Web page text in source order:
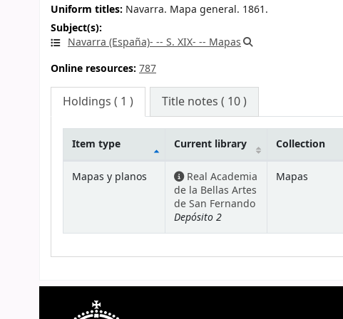
Uniform titles: Navarra. Mapa general. 1861.
Subject(s):
Navarra (España)- -- S. XIX- -- Mapas
Online resources: 787
Holdings ( 1 ) Title notes ( 10 )
Item type Current library Collection
Mapas y planos
Real Academia
de la Bellas Artes
de San Fernando
Depósito 2
Mapas